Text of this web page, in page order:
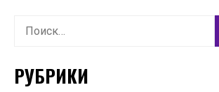
Найти:
РУБРИКИ